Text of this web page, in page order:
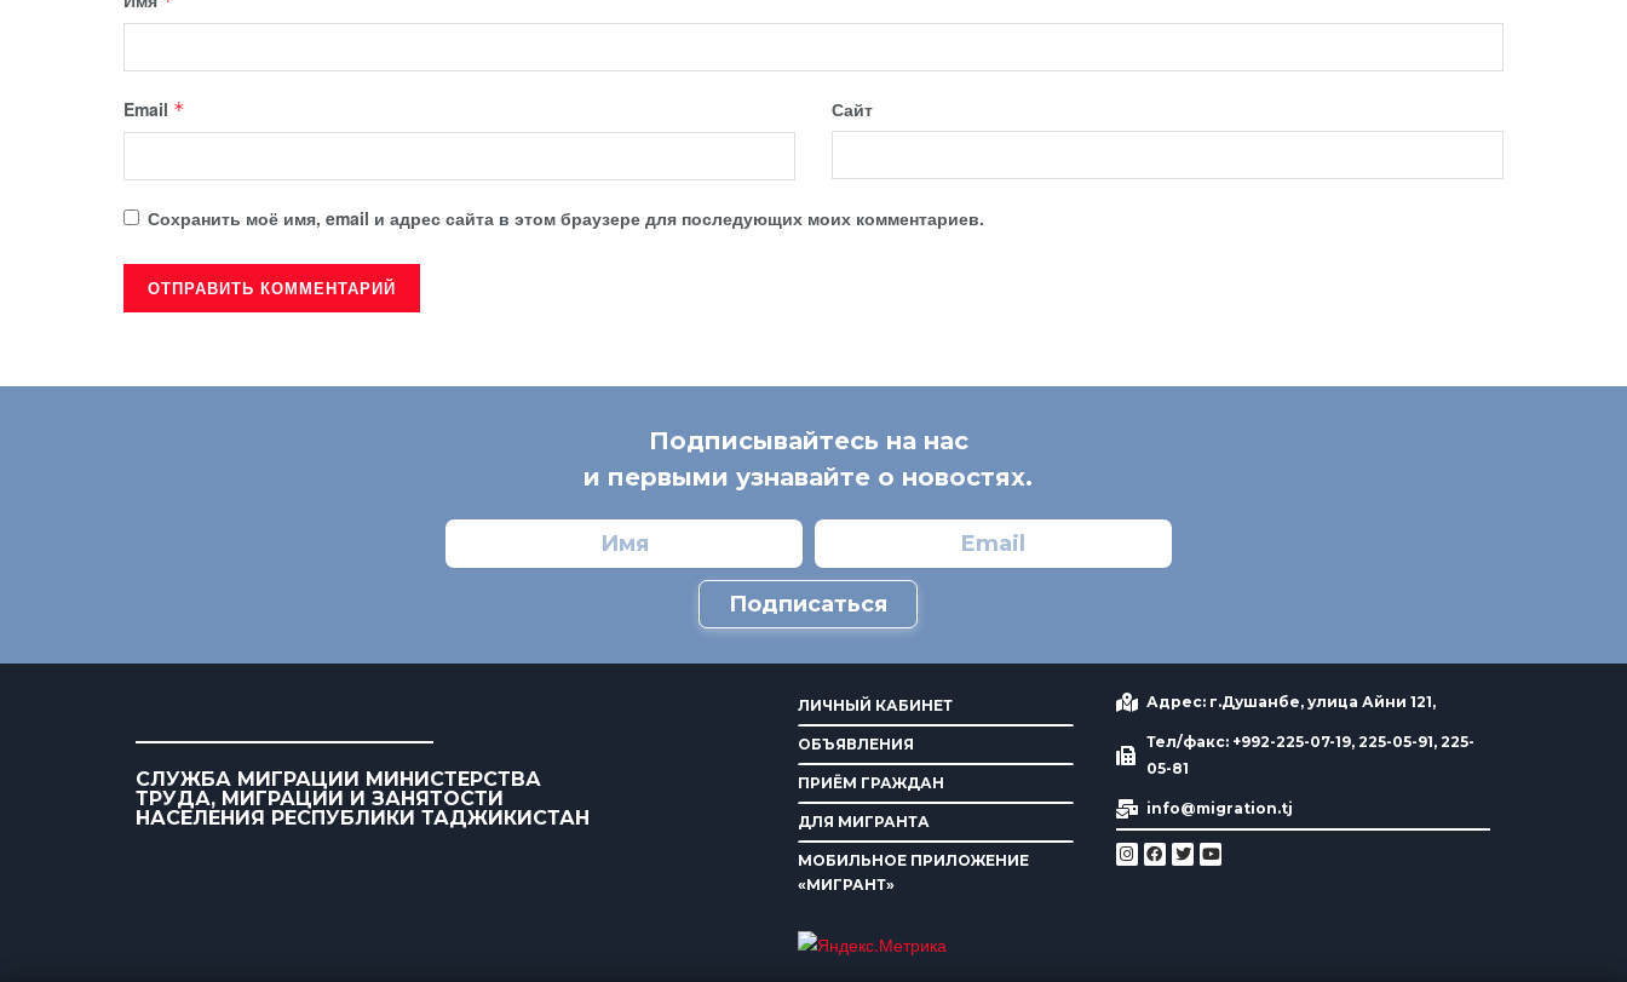
Email * Сайт
Сохранить моё имя, email и адрес сайта в этом браузере для последующих моих комментариев.
Подписывайтесь на нас
и первыми узнавайте о новостях.
Подписаться
СЛУЖБА МИГРАЦИИ МИНИСТЕРСТВА
ТРУДА, МИГРАЦИИ И ЗАНЯТОСТИ
НАСЕЛЕНИЯ РЕСПУБЛИКИ ТАДЖИКИСТАН
ЛИЧНЫЙ КАБИНЕТ
ОБЪЯВЛЕНИЯ
ПРИЁМ ГРАЖДАН
ДЛЯ МИГРАНТА
МОБИЛЬНОЕ ПРИЛОЖЕНИЕ
«МИГРАНТ»
Адрес: г.Душанбе, улица Айни 121,
Тел/факс: +992-225-07-19, 225-05-91, 225-
05-81
info@migration.tj